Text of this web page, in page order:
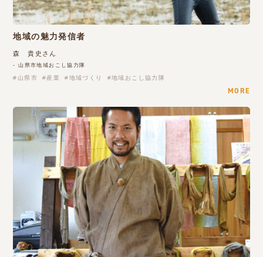
地域の魅力発信者
森 貴史さん
- 山県市地域おこし協力隊
山県市 産業 地域づくり 地域おこし協力隊
MORE